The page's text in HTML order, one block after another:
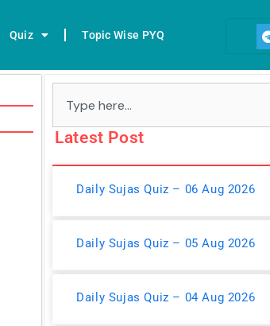
Quiz Topic Wise PYQ
l
Latest Post
Daily Sujas Quiz – 06 Aug 2026
Daily Sujas Quiz – 05 Aug 2026
Daily Sujas Quiz – 04 Aug 2026